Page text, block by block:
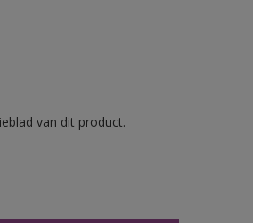
van dit product.